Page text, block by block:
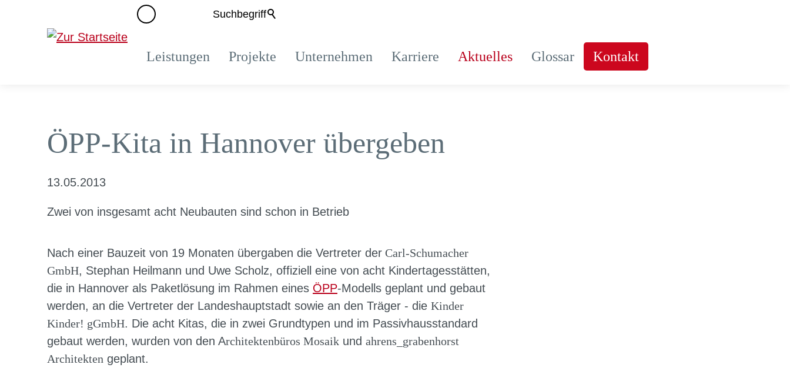
Suchbegriff
Leistungen Projekte Unternehmen Karriere Aktuelles Glossar Kontakt
ÖPP-Kita in Hannover übergeben
13.05.2013
Zwei von insgesamt acht Neubauten sind schon in Betrieb
Nach einer Bauzeit von 19 Monaten übergaben die Vertreter der Carl-Schumacher
GmbH, Stephan Heilmann und Uwe Scholz, offiziell eine von acht Kindertagesstätten,
die in Hannover als Paketlösung im Rahmen eines ÖPP-Modells geplant und gebaut
werden, an die Vertreter der Landeshauptstadt sowie an den Träger - die Kinder
Kinder! gGmbH. Die acht Kitas, die in zwei Grundtypen und im Passivhausstandard
gebaut werden, wurden von den Architektenbüros Mosaik und ahrens_grabenhorst
Architekten geplant.